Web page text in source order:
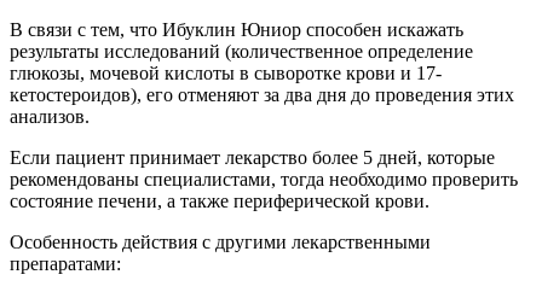
В связи с тем, что Ибуклин Юниор способен искажать
результаты исследований (количественное определение
глюкозы, мочевой кислоты в сыворотке крови и 17-
кетостероидов), его отменяют за два дня до проведения этих
анализов.
Если пациент принимает лекарство более 5 дней, которые
рекомендованы специалистами, тогда необходимо проверить
состояние печени, а также периферической крови.
Особенность действия с другими лекарственными
препаратами: